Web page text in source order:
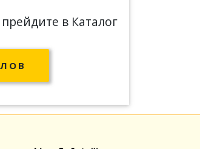
в Каталог